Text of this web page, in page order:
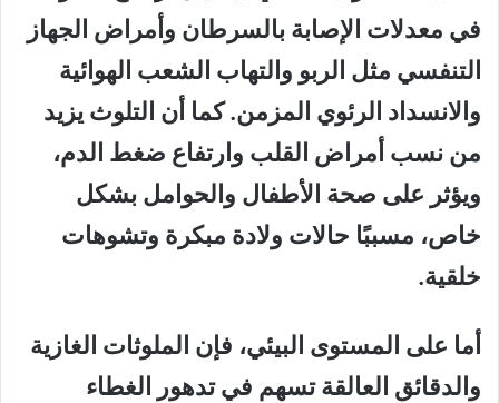
في معدلات الإصابة بالسرطان وأمراض الجهاز
التنفسي مثل الربو والتهاب الشعب الهوائية
والانسداد الرئوي المزمن. كما أن التلوث يزيد
من نسب أمراض القلب وارتفاع ضغط الدم،
ويؤثر على صحة الأطفال والحوامل بشكل
خاص، مسببًا حالات ولادة مبكرة وتشوهات
خلقية.
أما على المستوى البيئي، فإن الملوثات الغازية
والدقائق العالقة تسهم في تدهور الغطاء